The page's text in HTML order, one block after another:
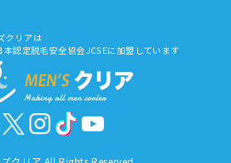
クリアは
本認定脱毛安全協会JCSEに加盟しています